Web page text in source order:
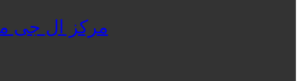
مركز ال جى مدينة